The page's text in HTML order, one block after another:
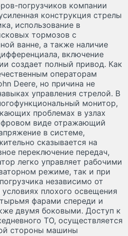
погрузчиков компании
конструкция стрелы
использование в
тормозов с
ванне, а также наличие
включение
создает полный привод. Как
операторам
Deere, но причина не
управления стрелой. В
монитор,
проблемах в узлах
виде отражающий
в системе,
сказывается на
переключение передач,
легко управляет рабочими
режиме, так и при
независимо от
плохого освещения
фарами спереди и
двумя боковыми. Доступ к
ТО, осуществляется
стороны машины